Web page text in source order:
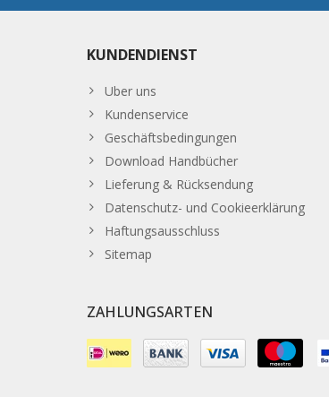
KUNDENDIENST
Uber uns
Kundenservice
Geschäftsbedingungen
Download Handbücher
Lieferung & Rücksendung
Datenschutz- und Cookieerklärung
Haftungsausschluss
Sitemap
ZAHLUNGSARTEN